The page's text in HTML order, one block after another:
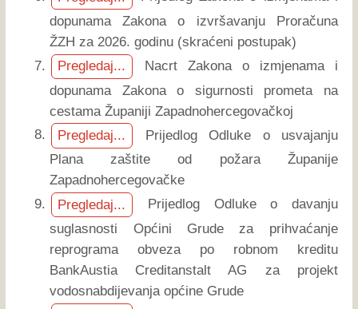
dopunama Zakona o izvršavanju Proračuna
ŽZH za 2026. godinu (skraćeni postupak)
Pregledaj...
Nacrt Zakona o izmjenama i
dopunama Zakona o sigurnosti prometa na
cestama Županiji Zapadnohercegovačkoj
Pregledaj...
Prijedlog Odluke o usvajanju
Plana zaštite od požara Županije
Zapadnohercegovačke
Pregledaj...
Prijedlog Odluke o davanju
suglasnosti Općini Grude za prihvaćanje
reprograma obveza po robnom kreditu
BankAustia Creditanstalt AG za projekt
vodosnabdijevanja općine Grude